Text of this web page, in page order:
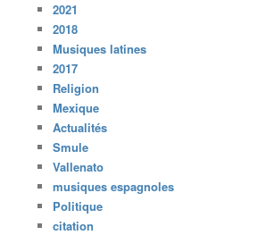
2021
2018
Musiques latines
2017
Religion
Mexique
Actualités
Smule
Vallenato
musiques espagnoles
Politique
citation